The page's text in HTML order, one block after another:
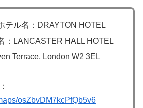
テル名：DRAYTON HOTEL
：LANCASTER HALL HOTEL
Terrace, London W2 3EL
osZbvDM7kcPfQb5v6